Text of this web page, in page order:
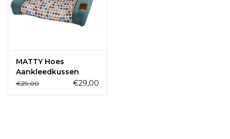
MATTY Hoes
Aankleedkussen
Groen
€29,00 €29,00